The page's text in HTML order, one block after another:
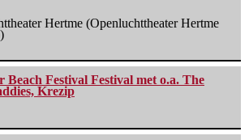
Hertme (Openluchttheater Hertme
Beach Festival Festival met o.a. The
Krezip